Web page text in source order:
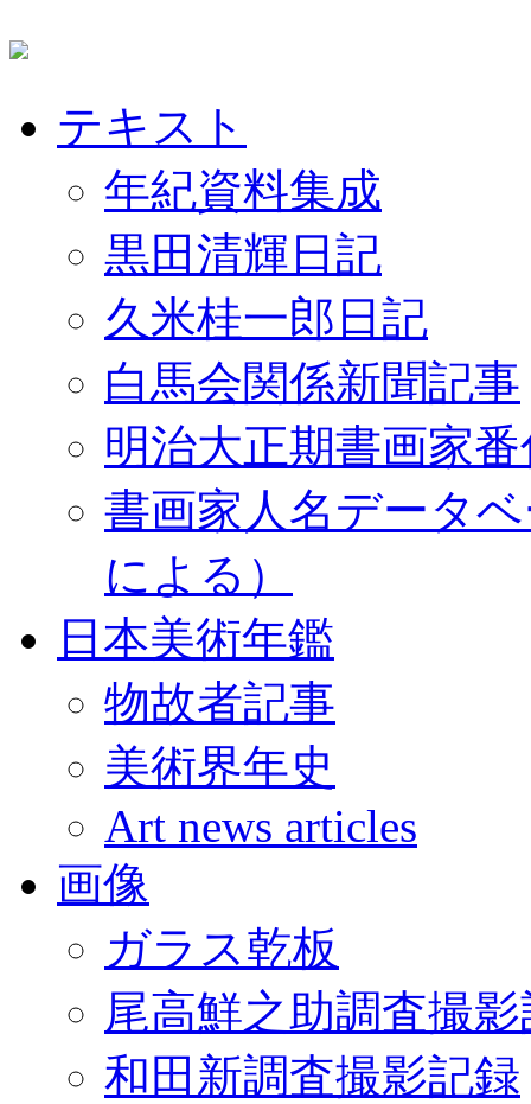
テキスト
年紀資料集成
黒田清輝日記
久米桂一郎日記
白馬会関係新聞記事
明治大正期書画家
書画家人名データ
による）
日本美術年鑑
物故者記事
美術界年史
Art news articles
画像
ガラス乾板
尾高鮮之助調査撮
和田新調査撮影記録